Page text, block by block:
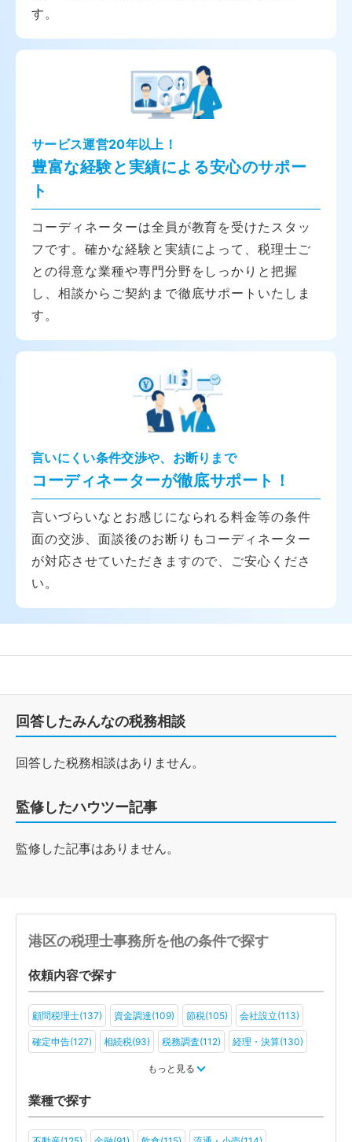
す。
サービス運営20年以上！
豊富な経験と実績による安心のサポー
ト
コーディネーターは全員が教育を受けたスタッ
フです。確かな経験と実績によって、税理士ご
との得意な業種や専門分野をしっかりと把握
し、相談からご契約まで徹底サポートいたしま
す。
言いにくい条件交渉や、お断りまで
コーディネーターが徹底サポート！
言いづらいなとお感じになられる料金等の条件
面の交渉、面談後のお断りもコーディネーター
が対応させていただきますので、ご安心くださ
い。
回答したみんなの税務相談
回答した税務相談はありません。
監修したハウツー記事
監修した記事はありません。
港区の税理士事務所を他の条件で探す
依頼内容で探す
顧問税理士(137) 資金調達(109) 節税(105) 会社設立(113)
確定申告(127) 相続税(93) 税務調査(112) 経理・決算(130)
もっと見る
業種で探す